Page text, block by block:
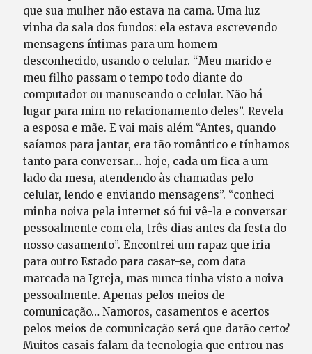
que sua mulher não estava na cama. Uma luz
vinha da sala dos fundos: ela estava escrevendo
mensagens íntimas para um homem
desconhecido, usando o celular. “Meu marido e
meu filho passam o tempo todo diante do
computador ou manuseando o celular. Não há
lugar para mim no relacionamento deles”. Revela
a esposa e mãe. E vai mais além “Antes, quando
saíamos para jantar, era tão romântico e tínhamos
tanto para conversar… hoje, cada um fica a um
lado da mesa, atendendo às chamadas pelo
celular, lendo e enviando mensagens”. “conheci
minha noiva pela internet só fui vê-la e conversar
pessoalmente com ela, três dias antes da festa do
nosso casamento”. Encontrei um rapaz que iria
para outro Estado para casar-se, com data
marcada na Igreja, mas nunca tinha visto a noiva
pessoalmente. Apenas pelos meios de
comunicação… Namoros, casamentos e acertos
pelos meios de comunicação será que darão certo?
Muitos casais falam da tecnologia que entrou nas